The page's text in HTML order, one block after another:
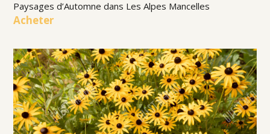
Paysages d’Automne dans Les Alpes Mancelles
Acheter